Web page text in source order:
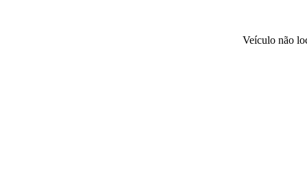
Veículo não